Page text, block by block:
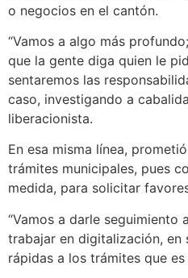
o negocios en el cantón.
“Vamos a algo más
que la gente diga quien le
sentaremos las
caso, investigando a
liberacionista.
En esa misma línea,
trámites municipales, pues
medida, para solicitar
“Vamos a darle seguimiento
trabajar en digitalización, en
rápidas a los trámites que